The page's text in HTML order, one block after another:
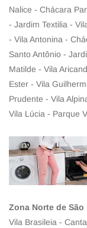
Nalice - Chácara
- Jardim Textilia -
- Vila Antonina -
Santo Antônio -
Matilde - Vila
Ester - Vila
Prudente - Vila
Vila Lúcia - Parque
Zona Norte de São
Vila Brasileia -